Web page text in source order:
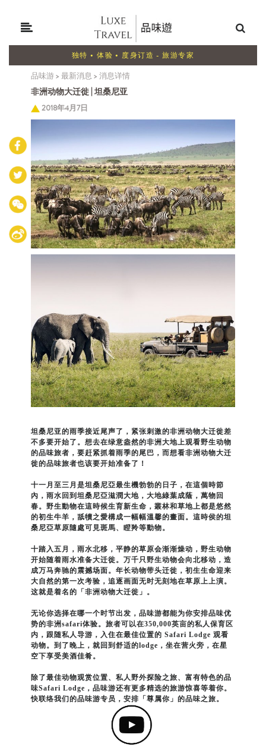
独特 • 体验 • 度身订造 - 旅游专家
品味游 >最新消息 >消息详情
非洲动物大迁徙 | 坦桑尼亚
2018年4月7日
坦桑尼亚的雨季接近尾声了，紧张刺激的非洲动物大迁徙差
不多要开始了。想去在绿意盎然的非洲大地上观看野生动物
的品味旅者，要赶紧抓着雨季的尾巴，而想看非洲动物大迁
徙的品味旅者也该要开始准备了！
十一月至三月是坦桑尼亞最生機勃勃的日子，在這個時節
內，雨水回到坦桑尼亞滋潤大地，大地綠葉成蔭，萬物回
春。野生動物在這時候生育新生命，叢林和草地上都是悠然
的初生牛羊，舐犢之愛構成一幅幅溫馨的畫面。這時侯的坦
桑尼亞草原隨處可見斑馬、瞪羚等動物。
十踏入五月，雨水北移，平静的草原会渐渐燥动，野生动物
开始随着雨水准备大迁徙。万千只野生动物会向北移动，造
成万马奔驰的震撼场面。年长动物带头迁徙，初生生命迎来
大自然的第一次考验，追逐画面无时无刻地在草原上上演。
这就是着名的「非洲动物大迁徙」。
无论你选择在哪一个时节出发，品味游都能为你安排品味优
势的非洲safari体验。旅者可以在350,000英亩的私人保育区
内，跟随私人导游，入住在最佳位置的 Safari Lodge 观看
动物。到了晚上，就回到舒适的lodge，坐在营火旁，在星
空下享受美酒佳肴。
除了最佳动物观赏位置、私人野外探险之旅、富有特色的品
味Safari Lodge，品味游还有更多精选的旅游惊喜等着你。
快联络我们的品味游专员，安排「尊属你」的品味之旅。